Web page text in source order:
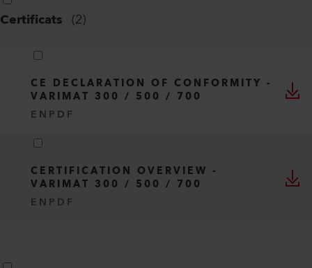
Certificats (2)
CE DECLARATION OF CONFORMITY -
VARIMAT 300 / 500 / 700
EN PDF
CERTIFICATION OVERVIEW -
VARIMAT 300 / 500 / 700
EN PDF